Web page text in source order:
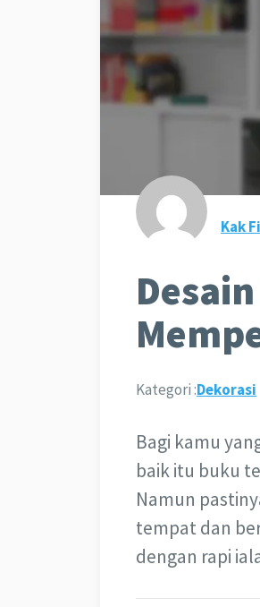
Kak
Kategori :Dekorasi
Bagi kamu
baik itu buku
Namun
tempat dan
dengan rapi